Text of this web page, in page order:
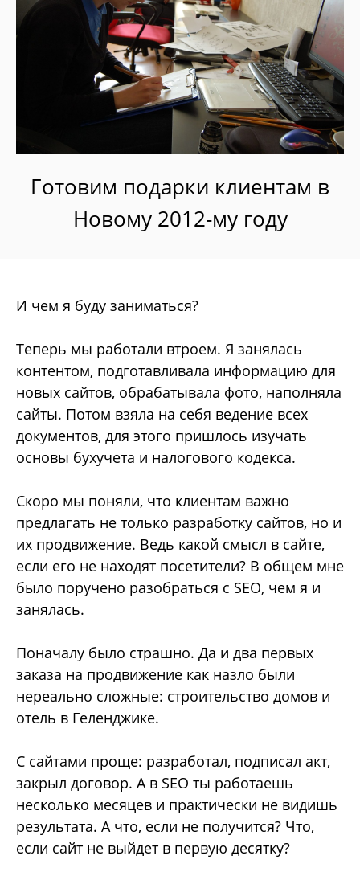
Готовим подарки клиентам в
Новому 2012-му году
И чем я буду заниматься?
Теперь мы работали втроем. Я занялась
контентом, подготавливала информацию для
новых сайтов, обрабатывала фото, наполняла
сайты. Потом взяла на себя ведение всех
документов, для этого пришлось изучать
основы бухучета и налогового кодекса.
Скоро мы поняли, что клиентам важно
предлагать не только разработку сайтов, но и
их продвижение. Ведь какой смысл в сайте,
если его не находят посетители? В общем мне
было поручено разобраться с SEO, чем я и
занялась.
Поначалу было страшно. Да и два первых
заказа на продвижение как назло были
нереально сложные: строительство домов и
отель в Геленджике.
С сайтами проще: разработал, подписал акт,
закрыл договор. А в SEO ты работаешь
несколько месяцев и практически не видишь
результата. А что, если не получится? Что,
если сайт не выйдет в первую десятку?